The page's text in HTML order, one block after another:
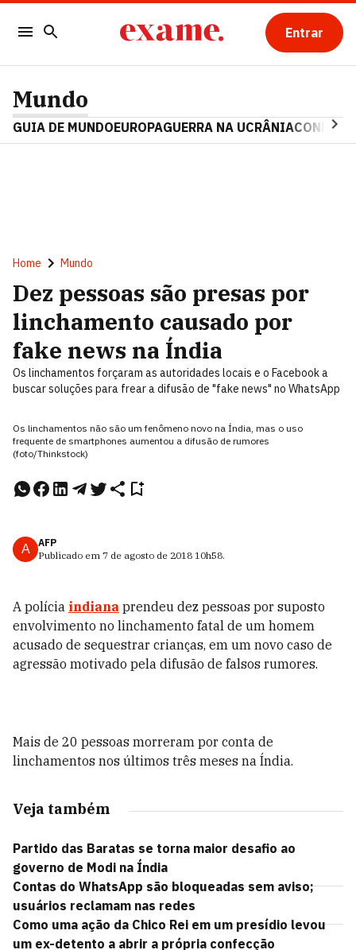
Entrar
Mundo
GUIA DE MUNDOEUROPAGUERRA NA UCRÂNIA
Home Mundo
Dez pessoas são presas por
linchamento causado por
fake news na Índia
Os linchamentos forçaram as autoridades locais e o Facebook a
buscar soluções para frear a difusão de "fake news" no WhatsApp
Os linchamentos não são um fenômeno novo na Índia, mas o uso
frequente de smartphones aumentou a difusão de rumores
(foto/Thinkstock)
A
AFP
Publicado em 7 de agosto de 2018 10h58.
A polícia indiana prendeu dez pessoas por suposto
envolvimento no linchamento fatal de um homem
acusado de sequestrar crianças, em um novo caso de
agressão motivado pela difusão de falsos rumores.
Mais de 20 pessoas morreram por conta de
linchamentos nos últimos três meses na Índia.
Veja também
Partido das Baratas se torna maior desafio ao
governo de Modi na Índia
Contas do WhatsApp são bloqueadas sem aviso;
usuários reclamam nas redes
Como uma ação da Chico Rei em um presídio levou
um ex-detento a abrir a própria confecção